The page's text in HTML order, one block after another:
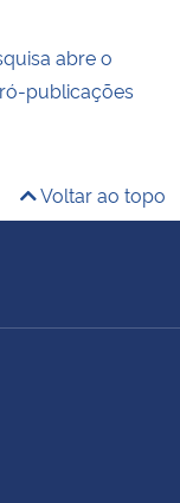
abre o
publicações
Voltar ao topo